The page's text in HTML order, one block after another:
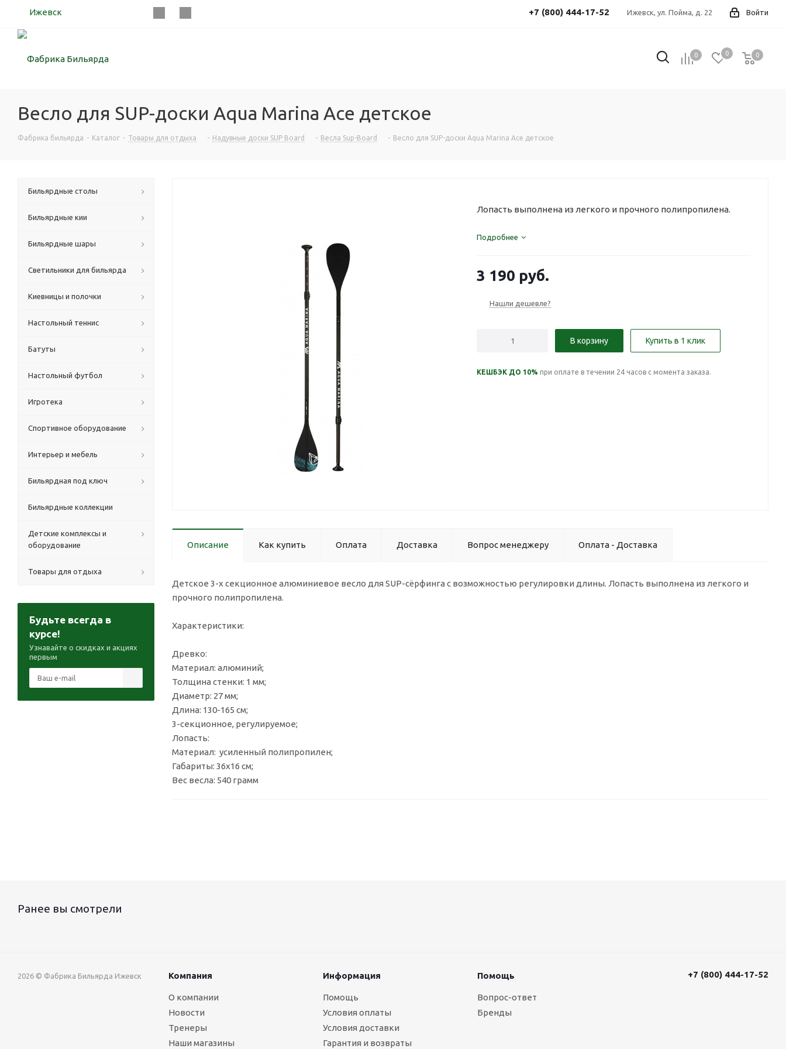
Ижевск Войти
Ижевск, ул. Пойма, д. 22
+7 (800) 444-17-52
0 0 0
0
Весло для SUP-доски Aqua Marina Ace детское
Фабрика бильярда - Каталог - Товары для отдыха - Надувные доски SUP Board - Весла Sup-Board - Весло для SUP-доски Aqua Marina Ace детское
Лопасть выполнена из легкого и прочного полипропилена.
Подробнее
3 190 руб.
Нашли дешевле?
В корзину Купить в 1 клик
КЕШБЭК ДО 10% при оплате в течении 24 часов с момента заказа.
Описание Как купить Оплата Доставка Вопрос менеджеру Оплата - Доставка
Детское 3-х секционное алюминиевое весло для SUP-сёрфинга с возможностью регулировки длины. Лопасть выполнена из легкого и
прочного полипропилена.
Характеристики:
Древко:
Материал: алюминий;
Толщина стенки: 1 мм;
Диаметр: 27 мм;
Длина: 130-165 см;
3-секционное, регулируемое;
Лопасть:
Материал: усиленный полипропилен;
Габариты: 36х16 см;
Вес весла: 540 грамм
Бильярдные столы
Бильярдные кии
Бильярдные шары
Светильники для бильярда
Киевницы и полочки
Настольный теннис
Батуты
Настольный футбол
Игротека
Спортивное оборудование
Интерьер и мебель
Бильярдная под ключ
Бильярдные коллекции
Детские комплексы и
оборудование
Товары для отдыха
Будьте всегда в
курсе!
Узнавайте о скидках и акциях
первым
Ранее вы смотрели
2026 © Фабрика Бильярда Ижевск Компания
О компании
Новости
Тренеры
Наши магазины
Информация
Помощь
Условия оплаты
Условия доставки
Гарантия и возвраты
Помощь
Вопрос-ответ
Бренды
+7 (800) 444-17-52